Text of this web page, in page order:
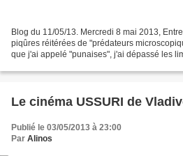
Blog du 11/05/13. Mercredi 8 mai 2013,
piqûres réitérées de "prédateurs
que j'ai appelé "punaises", j'ai dépassé les
Le cinéma USSURI de
Publié le 03/05/2013 à 23:00
Par Alinos